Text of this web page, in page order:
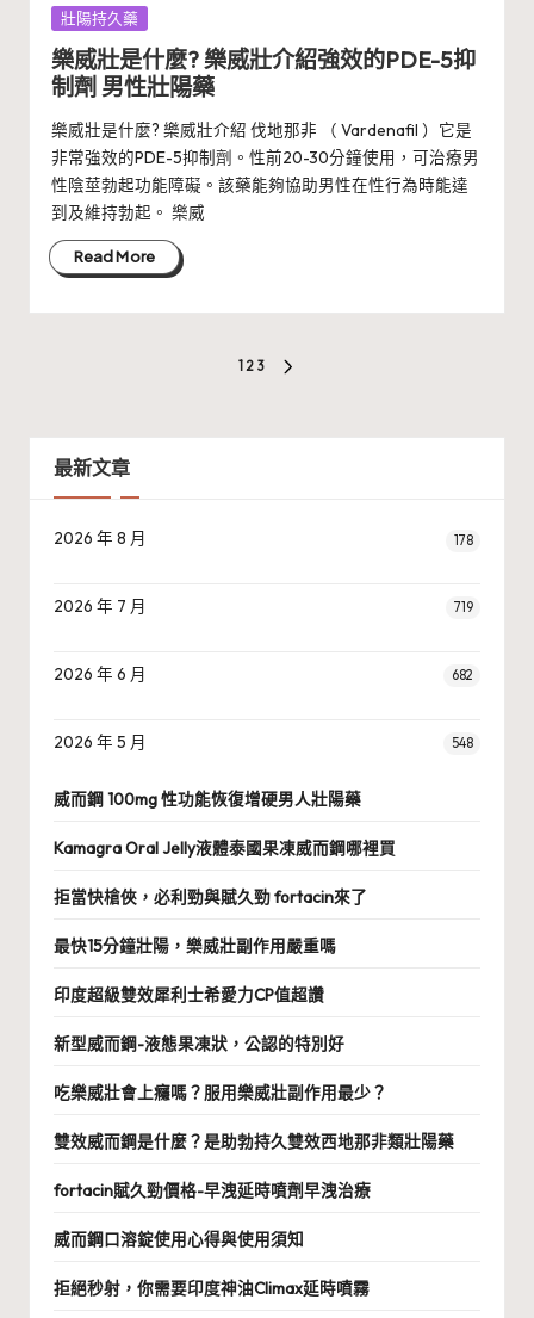
Posted
in
壯陽持久藥
樂威壯是什麼? 樂威壯介紹強效的PDE-5抑
制劑 男性壯陽藥
樂威壯是什麼? 樂威壯介紹 伐地那非 （ Vardenafil ）它是
非常強效的PDE-5抑制劑。性前20-30分鐘使用，可治療男
性陰莖勃起功能障礙。該藥能夠協助男性在性行為時能達
到及維持勃起。 樂威
Read More
分
頁
1 2 3
最新文章
2026 年 8 月 178
2026 年 7 月 719
2026 年 6 月 682
2026 年 5 月 548
威而鋼 100mg 性功能恢復增硬男人壯陽藥
Kamagra Oral Jelly液體泰國果凍威而鋼哪裡買
拒當快槍俠，必利勁與賦久勁 fortacin來了
最快15分鐘壯陽，樂威壯副作用嚴重嗎
印度超級雙效犀利士希愛力CP值超讚
新型威而鋼-液態果凍狀，公認的特別好
吃樂威壯會上癮嗎？服用樂威壯副作用最少？
雙效威而鋼是什麼？是助勃持久雙效西地那非類壯陽藥
fortacin賦久勁價格-早洩延時噴劑早洩治療
威而鋼口溶錠使用心得與使用須知
拒絕秒射，你需要印度神油Climax延時噴霧